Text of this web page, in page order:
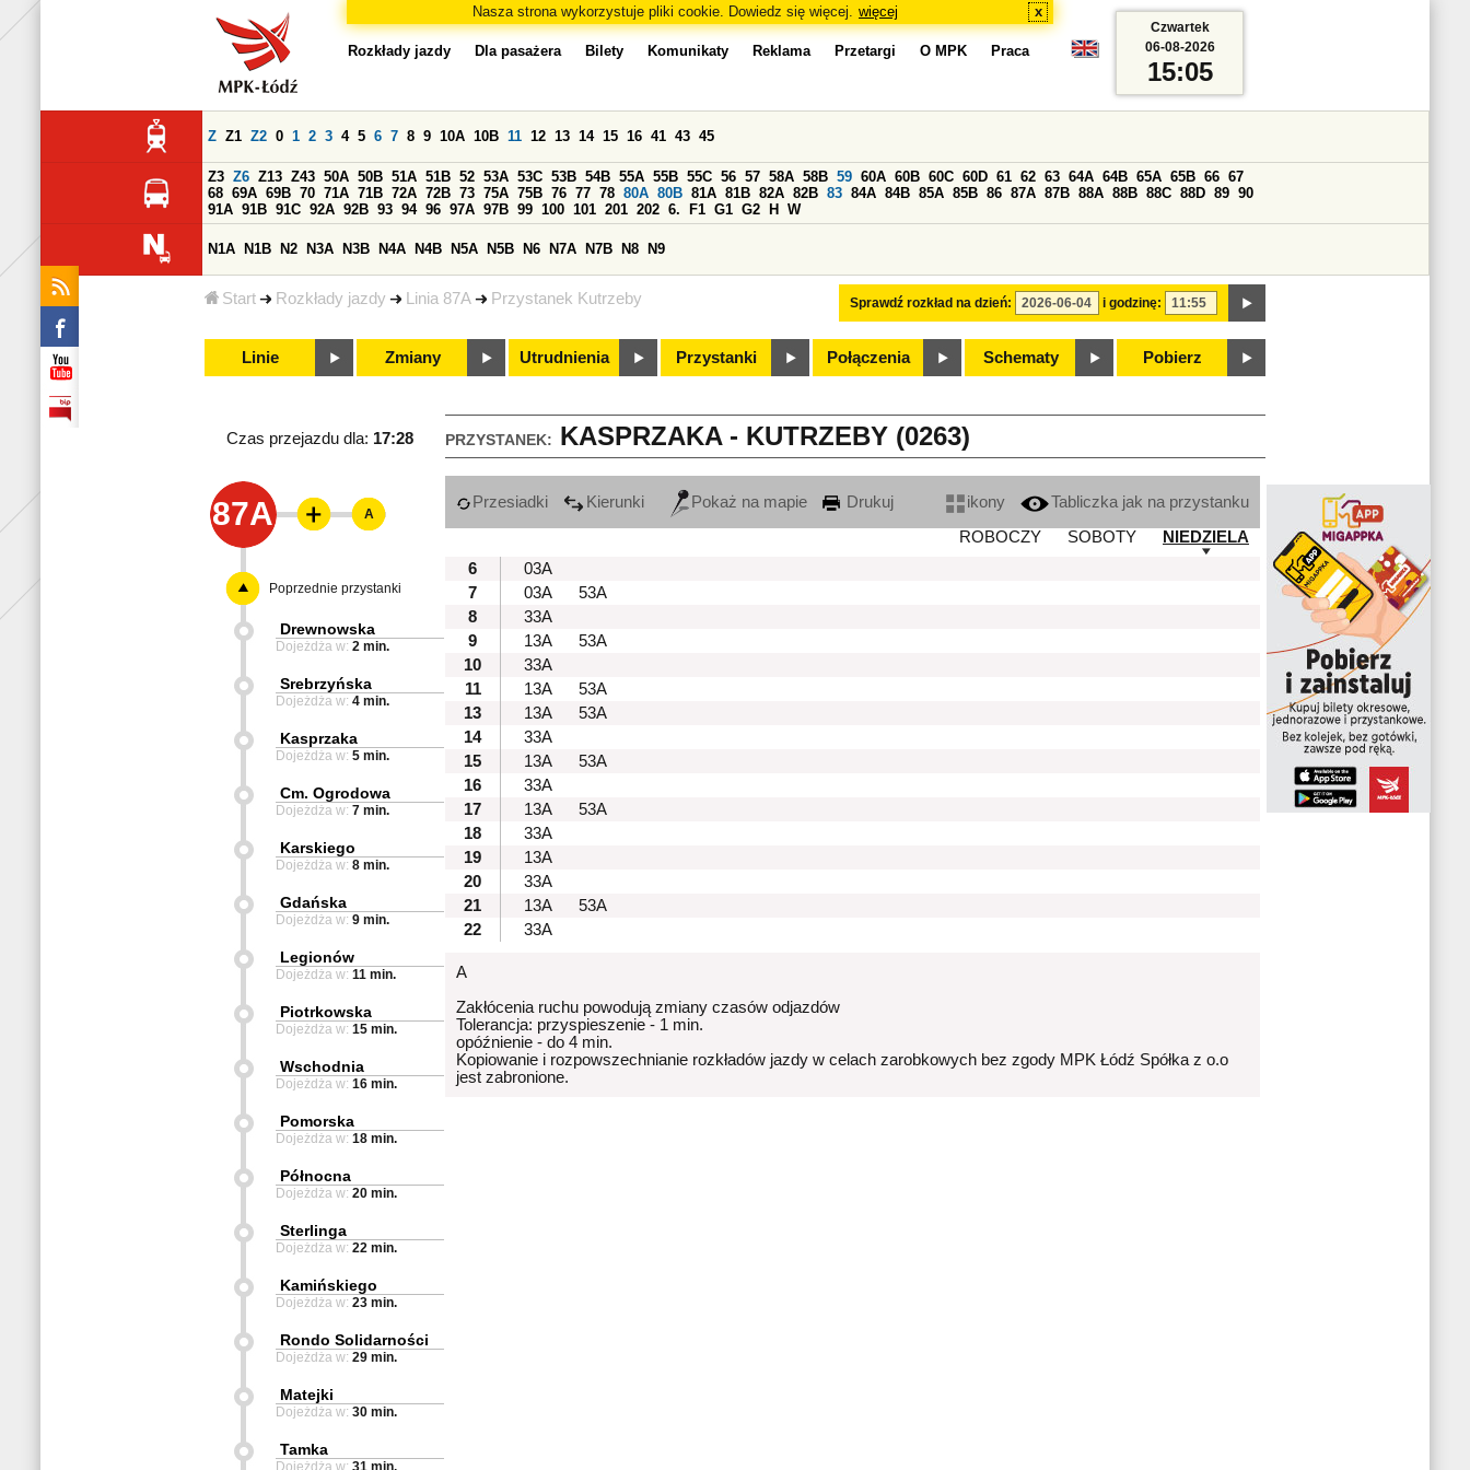
Nasza strona wykorzystuje pliki cookie. Dowiedz się więcej. więcej x
Start Rozkłady jazdy Linia 87A Przystanek Kutrzeby
Rozkłady jazdy Dla pasażera Bilety Komunikaty Reklama Przetargi O MPK Praca
Sprawdź rozkład na dzień: i godzinę:
Z Z1 Z2 0 1 2 3 4 5 6 7 8 9 10A 10B 11 12 13 14 15 16 41 43 45
Z3 Z6 Z13 Z43 50A 50B 51A 51B 52 53A 53C 53B 54B 55A 55B 55C 56 57 58A 58B 59 60A 60B 60C 60D 61 62 63 64A 64B 65A 65B 66 67
68 69A 69B 70 71A 71B 72A 72B 73 75A 75B 76 77 78 80A 80B 81A 81B 82A 82B 83 84A 84B 85A 85B 86 87A 87B 88A 88B 88C 88D 89 90
91A 91B 91C 92A 92B 93 94 96 97A 97B 99 100 101 201 202 6. F1 G1 G2 H W
N1A N1B N2 N3A N3B N4A N4B N5A N5B N6 N7A N7B N8 N9
Linie Zmiany Utrudnienia Przystanki Połączenia Schematy Pobierz
Czwartek
06-08-2026
15:05
PRZYSTANEK: KASPRZAKA - KUTRZEBY (0263)
Czas przejazdu dla: 17:28
87A Przesiadki Kierunki Pokaż na mapie Drukuj ikony
Tabliczka jak na przystanku
ROBOCZY
SOBOTY
NIEDZIELA
6
03A
7
03A
53A
8
33A
9
13A
53A
10
33A
11
13A
53A
13
13A
53A
14
33A
15
13A
53A
16
33A
17
13A
53A
18
33A
19
13A
20
33A
21
13A
53A
22
33A
A
Zakłócenia ruchu powodują zmiany czasów odjazdów
Tolerancja: przyspieszenie - 1 min.
opóźnienie - do 4 min.
Kopiowanie i rozpowszechnianie rozkładów jazdy w celach zarobkowych bez zgody MPK Łódź Spółka z o.o
jest zabronione.
A
Poprzednie przystanki
Drewnowska
Dojeżdża w: 2 min.
Srebrzyńska
Dojeżdża w: 4 min.
Kasprzaka
Dojeżdża w: 5 min.
Cm. Ogrodowa
Dojeżdża w: 7 min.
Karskiego
Dojeżdża w: 8 min.
Gdańska
Dojeżdża w: 9 min.
Legionów
Dojeżdża w: 11 min.
Piotrkowska
Dojeżdża w: 15 min.
Wschodnia
Dojeżdża w: 16 min.
Pomorska
Dojeżdża w: 18 min.
Północna
Dojeżdża w: 20 min.
Sterlinga
Dojeżdża w: 22 min.
Kamińskiego
Dojeżdża w: 23 min.
Rondo Solidarności
Dojeżdża w: 29 min.
Matejki
Dojeżdża w: 30 min.
Tamka
Dojeżdża w: 31 min.